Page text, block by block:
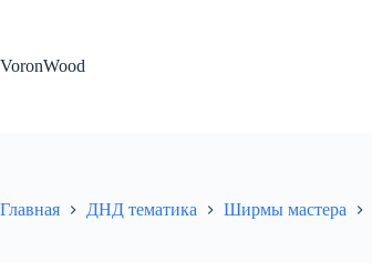
VoronWood
Главная ДНД тематика Ширмы мастера